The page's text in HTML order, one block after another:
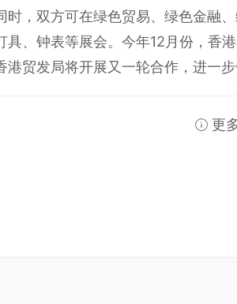
时，双方可在绿色贸易、绿色金融
具、钟表等展会。今年12月份，香
港贸发局将开展又一轮合作，进一步
更